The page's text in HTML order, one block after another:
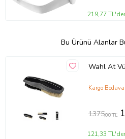
219,77
Bu Ürünü Alanlar
Wahl At
Kargo Bedava
1375,00 TL
121,33